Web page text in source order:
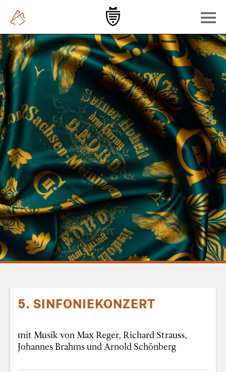
5. SINFONIEKONZERT
mit Musik von Max Reger, Richard Strauss,
Johannes Brahms und Arnold Schönberg